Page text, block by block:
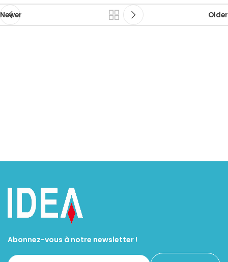
Newer Older
Abonnez-vous à notre newsletter !